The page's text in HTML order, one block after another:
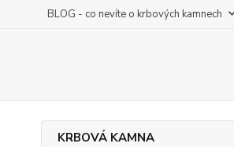
BLOG - co nevíte o krbových kamnech
KRBOVÁ KAMNA